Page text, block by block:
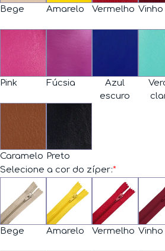
Bege Amarelo Vermelho Vinho
Pink Fúcsia
Azul
escuro
Caramelo Preto
*
Selecione a cor do zíper:
Bege Amarelo Vermelho Vinho